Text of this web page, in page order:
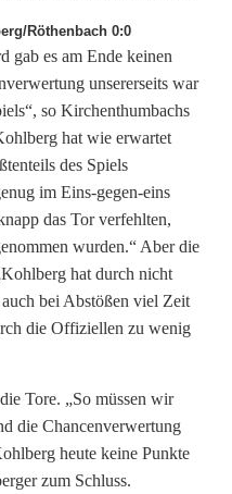
Röthenbach 0:0
gab es am Ende keinen
unsererseits war
so Kirchenthumbachs
hat wie erwartet
des Spiels
im Eins-gegen-eins
das Tor verfehlten,
wurden.“ Aber die
hat durch nicht
bei Abstößen viel Zeit
die Offiziellen zu wenig
Tore. „So müssen wir
die Chancenverwertung
heute keine Punkte
zum Schluss.